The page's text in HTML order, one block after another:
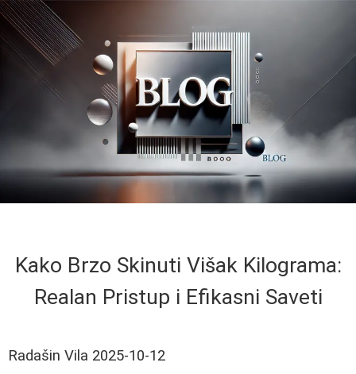
Kako Brzo Skinuti Višak Kilograma:
Realan Pristup i Efikasni Saveti
Radašin Vila 2025-10-12